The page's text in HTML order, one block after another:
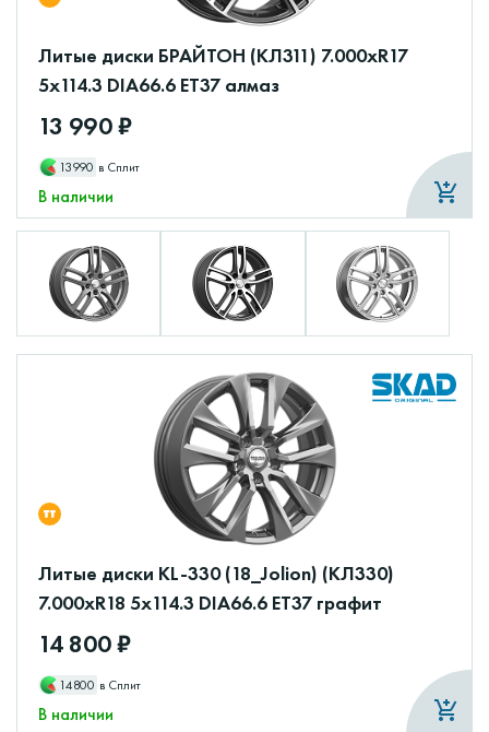
Литые диски БРАЙТОН (КЛ311) 7.000xR17
5x114.3 DIA66.6 ET37 алмаз
13 990 ₽
13990 в Сплит
В наличии
Литые диски KL-330 (18_Jolion) (КЛ330)
7.000xR18 5x114.3 DIA66.6 ET37 графит
14 800 ₽
14800 в Сплит
В наличии